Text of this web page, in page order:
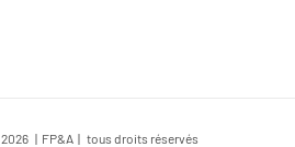
2026 | FP&A | tous droits réservés